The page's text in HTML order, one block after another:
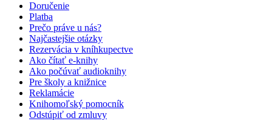
Doručenie
Platba
Prečo práve u nás?
Najčastejšie otázky
Rezervácia v kníhkupectve
Ako čítať e-knihy
Ako počúvať audioknihy
Pre školy a knižnice
Reklamácie
Knihomoľský pomocník
Odstúpiť od zmluvy